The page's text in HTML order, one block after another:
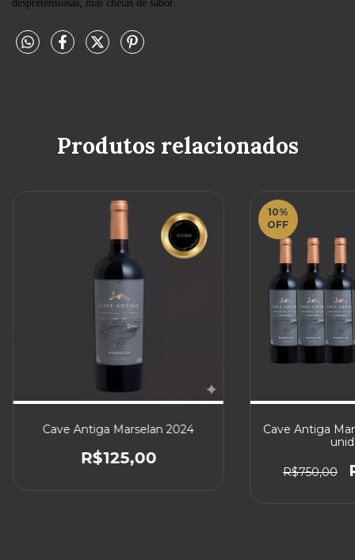
despretensiosas, mas cheias de sabor.
Produtos relacionados
Cave Antiga Marselan 2024
R$125,00
10%
OFF
Cave Antiga
R$750,00